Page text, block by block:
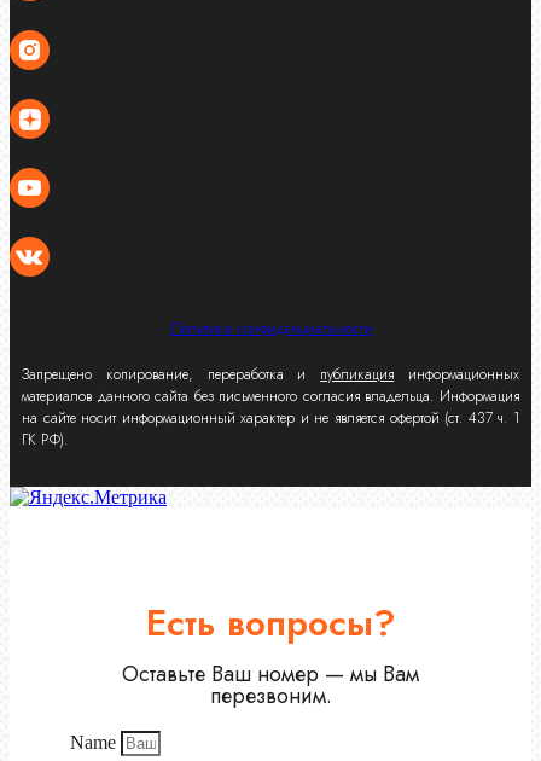
Политика конфиденциальности
Запрещено копирование, переработка и публикация информационных
материалов данного сайта без письменного согласия владельца. Информация
на сайте носит информационный характер и не является офертой (ст. 437 ч. 1
ГК РФ).
Есть вопросы?
Оставьте Ваш номер — мы Вам
перезвоним.
Name